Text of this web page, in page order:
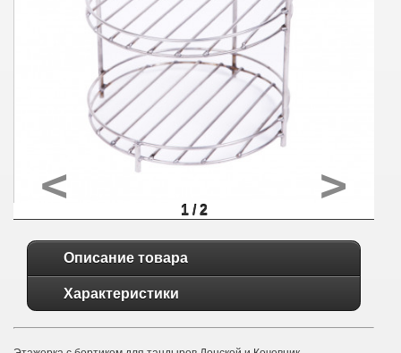
1 / 2
< >
Описание товара
Характеристики